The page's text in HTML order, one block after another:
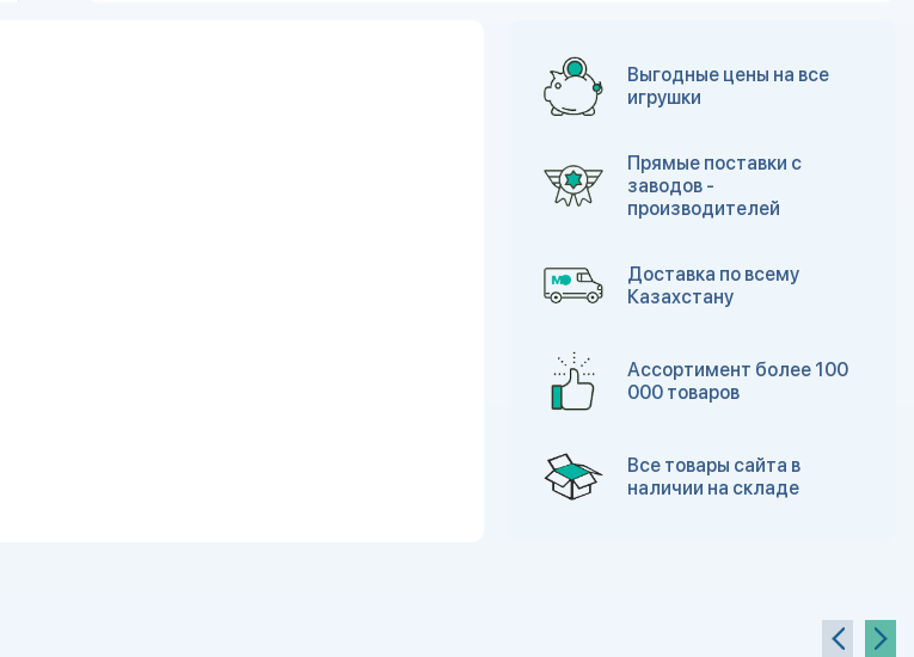
Выгодные цены на все
игрушки
Прямые поставки с
заводов -
производителей
Доставка по всему
Казахстану
Ассортимент более 100
000 товаров
Все товары сайта в
наличии на складе